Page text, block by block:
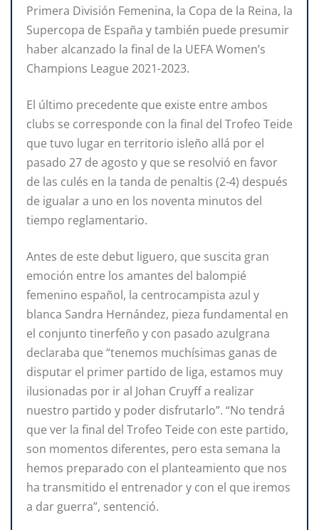
Primera División Femenina, la Copa de la Reina, la
Supercopa de España y también puede presumir
haber alcanzado la final de la UEFA Women’s
Champions League 2021-2023.
El último precedente que existe entre ambos
clubs se corresponde con la final del Trofeo Teide
que tuvo lugar en territorio isleño allá por el
pasado 27 de agosto y que se resolvió en favor
de las culés en la tanda de penaltis (2-4) después
de igualar a uno en los noventa minutos del
tiempo reglamentario.
Antes de este debut liguero, que suscita gran
emoción entre los amantes del balompié
femenino español, la centrocampista azul y
blanca Sandra Hernández, pieza fundamental en
el conjunto tinerfeño y con pasado azulgrana
declaraba que “tenemos muchísimas ganas de
disputar el primer partido de liga, estamos muy
ilusionadas por ir al Johan Cruyff a realizar
nuestro partido y poder disfrutarlo”. “No tendrá
que ver la final del Trofeo Teide con este partido,
son momentos diferentes, pero esta semana la
hemos preparado con el planteamiento que nos
ha transmitido el entrenador y con el que iremos
a dar guerra”, sentenció.